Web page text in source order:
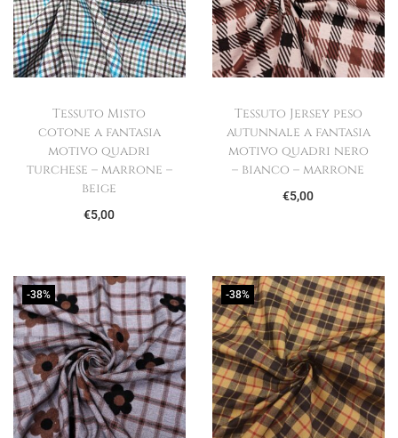
Tessuto Misto
cotone a fantasia
motivo quadri
turchese – marrone –
beige
€5,00
Tessuto Jersey peso
autunnale a fantasia
motivo quadri nero
– bianco – marrone
€5,00
-38% -38%